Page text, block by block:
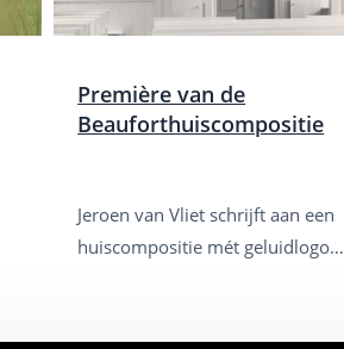
Première van de
Beauforthuiscompositie
Jeroen van Vliet schrijft aan een
huiscompositie mét geluidlogo…